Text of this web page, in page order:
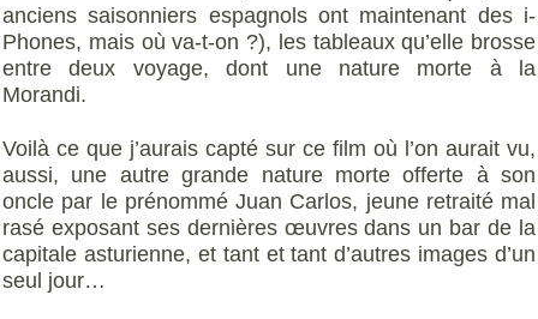
anciens saisonniers espagnols ont maintenant des i-
Phones, mais où va-t-on ?), les tableaux qu’elle brosse
entre deux voyage, dont une nature morte à la
Morandi.
Voilà ce que j’aurais capté sur ce film où l’on aurait vu,
aussi, une autre grande nature morte offerte à son
oncle par le prénommé Juan Carlos, jeune retraité mal
rasé exposant ses dernières œuvres dans un bar de la
capitale asturienne, et tant et tant d’autres images d’un
seul jour…